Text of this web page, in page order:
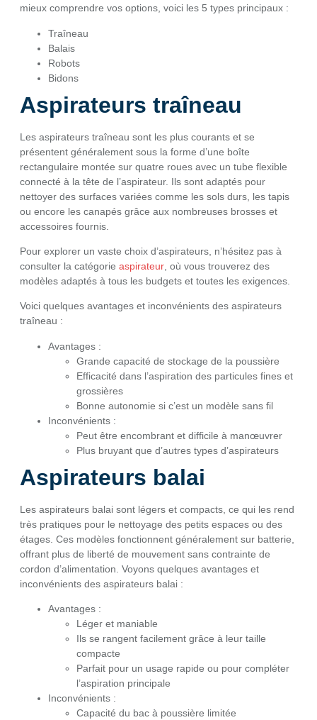
mieux comprendre vos options, voici les 5 types principaux :
Traîneau
Balais
Robots
Bidons
Aspirateurs traîneau
Les aspirateurs traîneau sont les plus courants et se
présentent généralement sous la forme d’une boîte
rectangulaire montée sur quatre roues avec un tube flexible
connecté à la tête de l’aspirateur. Ils sont adaptés pour
nettoyer des surfaces variées comme les sols durs, les tapis
ou encore les canapés grâce aux nombreuses brosses et
accessoires fournis.
Pour explorer un vaste choix d’aspirateurs, n’hésitez pas à
consulter la catégorie aspirateur , où vous trouverez des
modèles adaptés à tous les budgets et toutes les exigences.
Voici quelques avantages et inconvénients des aspirateurs
traîneau :
Avantages :
Grande capacité de stockage de la poussière
Efficacité dans l’aspiration des particules fines et
grossières
Bonne autonomie si c’est un modèle sans fil
Inconvénients :
Peut être encombrant et difficile à manœuvrer
Plus bruyant que d’autres types d’aspirateurs
Aspirateurs balai
Les aspirateurs balai sont légers et compacts, ce qui les rend
très pratiques pour le nettoyage des petits espaces ou des
étages. Ces modèles fonctionnent généralement sur batterie,
offrant plus de liberté de mouvement sans contrainte de
cordon d’alimentation. Voyons quelques avantages et
inconvénients des aspirateurs balai :
Avantages :
Léger et maniable
Ils se rangent facilement grâce à leur taille
compacte
Parfait pour un usage rapide ou pour compléter
l’aspiration principale
Inconvénients :
Capacité du bac à poussière limitée